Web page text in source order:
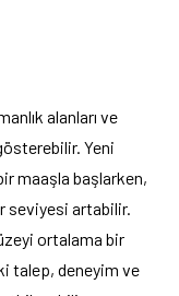
alanları ve
Yeni
maaşla başlarken,
seviyesi artabilir.
ortalama bir
talep, deneyim ve